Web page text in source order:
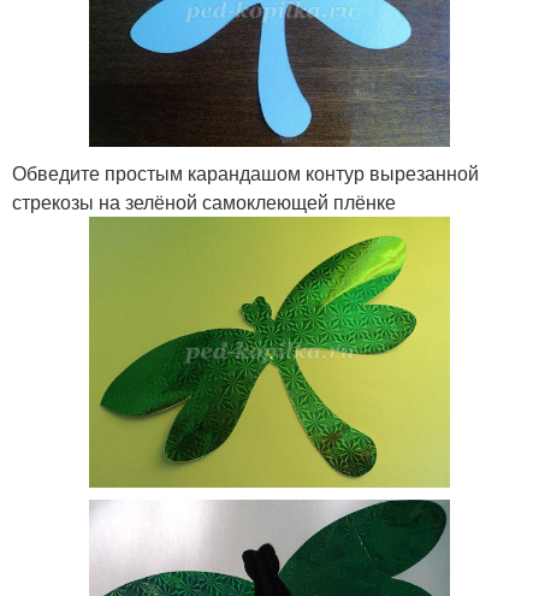
Обведите простым карандашом контур вырезанной
стрекозы на зелёной самоклеющей плёнке